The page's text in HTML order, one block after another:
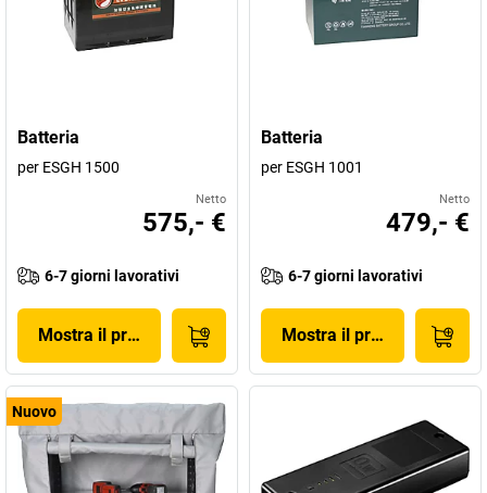
Batteria
per ESGH 1500
Netto
575,- €
6-7 giorni lavorativi
Mostra il prodotto
Batteria
per ESGH 1001
Netto
479,- €
6-7 giorni lavorativi
Mostra il prodotto
Nuovo